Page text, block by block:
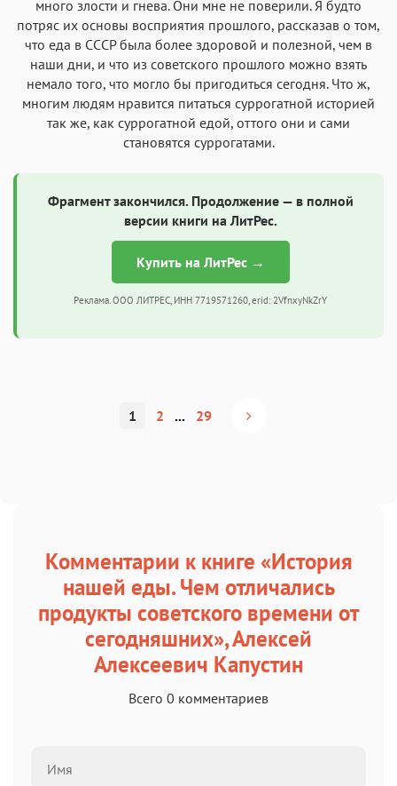
много злости и гнева. Они мне не поверили. Я будто
потряс их основы восприятия прошлого, рассказав о том,
что еда в СССР была более здоровой и полезной, чем в
наши дни, и что из советского прошлого можно взять
немало того, что могло бы пригодиться сегодня. Что ж,
многим людям нравится питаться суррогатной историей
так же, как суррогатной едой, оттого они и сами
становятся суррогатами.
Фрагмент закончился. Продолжение — в полной
версии книги на ЛитРес.
Купить на ЛитРес →
Реклама. ООО ЛИТРЕС, ИНН 7719571260, erid: 2VfnxyNkZrY
1 2 ... 29
Комментарии к книге «История
нашей еды. Чем отличались
продукты советского времени от
сегодняшних», Алексей
Алексеевич Капустин
Всего 0 комментариев